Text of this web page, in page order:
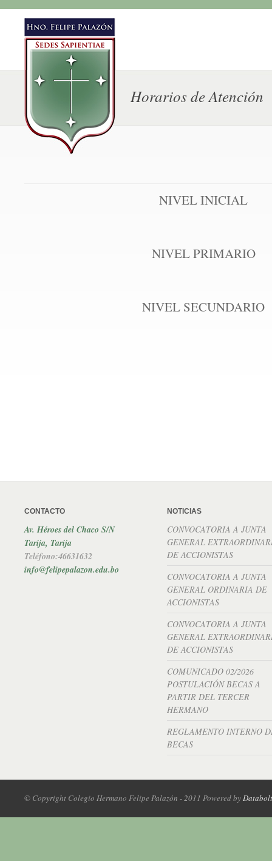
Horarios de Atención
NIVEL INICIAL
NIVEL PRIMARIO
NIVEL SECUNDARIO
CONTACTO
Av. Héroes del Chaco S/N
Tarija, Tarija
Teléfono:46631632
info@felipepalazon.edu.bo
NOTICIAS
CONVOCATORIA A JUNTA
GENERAL
DE ACCIONISTAS
CONVOCATORIA A JUNTA
GENERAL ORDINARIA DE
ACCIONISTAS
CONVOCATORIA A JUNTA
GENERAL
DE ACCIONISTAS
COMUNICADO 02/2026
POSTULACIÓN BECAS A
PARTIR DEL TERCER
HERMANO
REGLAMENTO INTERNO
BECAS
© Copyright Colegio Hermano Felipe Palazón - 2011 Powered byDatabolt